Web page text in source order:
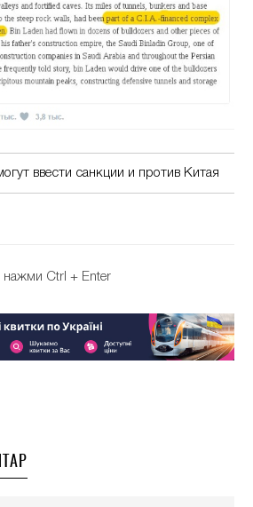
ввести санкции и против Китая
Ctrl + Enter